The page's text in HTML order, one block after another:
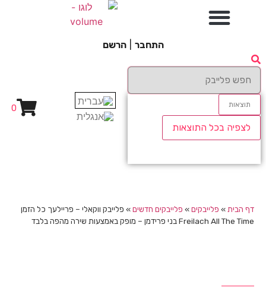
התחבר הרשם
תוצאות
לצפיה בכל התוצאות
0
דף הבית » פלייבקים» פלייבקים חדשים» פלייבק ווקאלי – פריילעך כל הזמן
Freilach All The Time בני פרידמן – מופק באמצעות שירה מהפה בלבד